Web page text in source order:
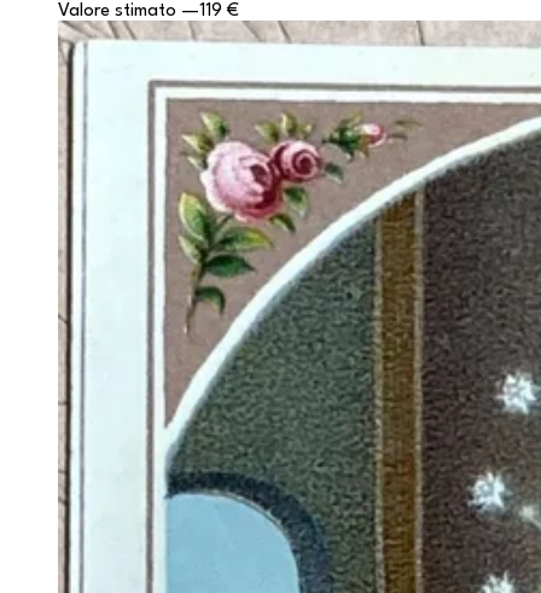
Valore stimato —119 €